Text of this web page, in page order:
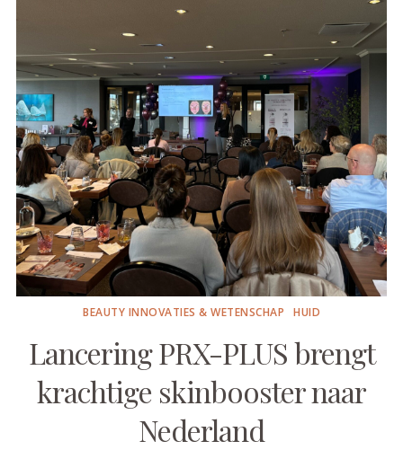
BEAUTY INNOVATIES & WETENSCHAP HUID
Lancering PRX-PLUS brengt
krachtige skinbooster naar
Nederland